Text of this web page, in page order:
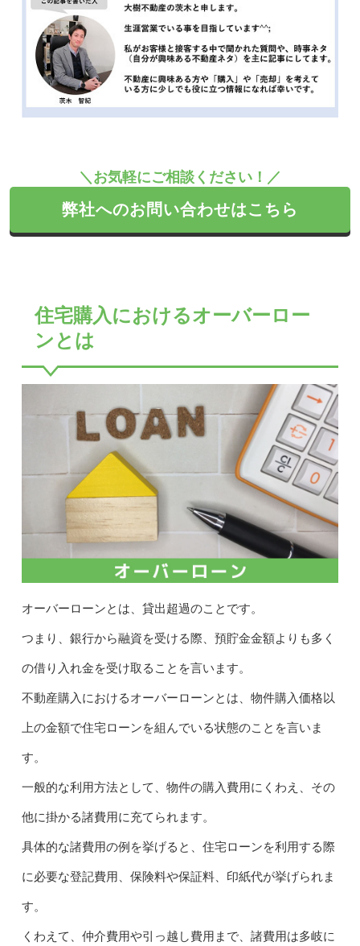
＼お気軽にご相談ください！／
弊社へのお問い合わせはこちら
住宅購入におけるオーバーロー
ンとは
オーバーローンとは、貸出超過のことです。
つまり、銀行から融資を受ける際、預貯金金額よりも多く
の借り入れ金を受け取ることを言います。
不動産購入におけるオーバーローンとは、物件購入価格以
上の金額で住宅ローンを組んでいる状態のことを言いま
す。
一般的な利用方法として、物件の購入費用にくわえ、その
他に掛かる諸費用に充てられます。
具体的な諸費用の例を挙げると、住宅ローンを利用する際
に必要な登記費用、保険料や保証料、印紙代が挙げられま
す。
くわえて、仲介費用や引っ越し費用まで、諸費用は多岐に